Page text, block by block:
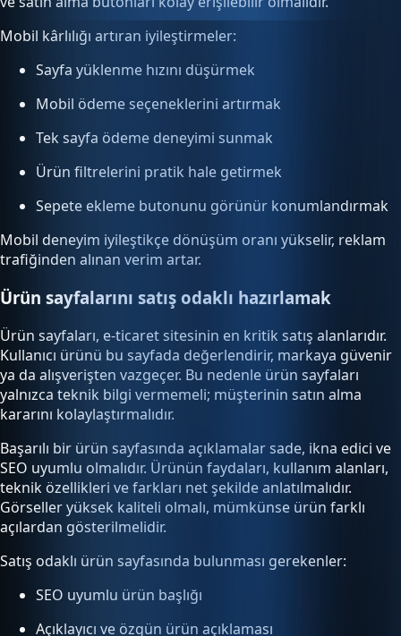
Mobil kârlılığı artıran iyileştirmeler:
Sayfa yüklenme hızını düşürmek
Mobil ödeme seçeneklerini artırmak
Tek sayfa ödeme deneyimi sunmak
Ürün filtrelerini pratik hale getirmek
Sepete ekleme butonunu görünür konumlandırmak
Mobil deneyim iyileştikçe dönüşüm oranı yükselir, reklam
trafiğinden alınan verim artar.
Ürün sayfalarını satış odaklı hazırlamak
Ürün sayfaları, e-ticaret sitesinin en kritik satış alanlarıdır.
Kullanıcı ürünü bu sayfada değerlendirir, markaya güvenir
ya da alışverişten vazgeçer. Bu nedenle ürün sayfaları
yalnızca teknik bilgi vermemeli; müşterinin satın alma
kararını kolaylaştırmalıdır.
Başarılı bir ürün sayfasında açıklamalar sade, ikna edici ve
SEO uyumlu olmalıdır. Ürünün faydaları, kullanım alanları,
teknik özellikleri ve farkları net şekilde anlatılmalıdır.
Görseller yüksek kaliteli olmalı, mümkünse ürün farklı
açılardan gösterilmelidir.
Satış odaklı ürün sayfasında bulunması gerekenler:
SEO uyumlu ürün başlığı
Açıklayıcı ve özgün ürün açıklaması